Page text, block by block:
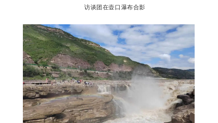
访谈团在壶口瀑布合影